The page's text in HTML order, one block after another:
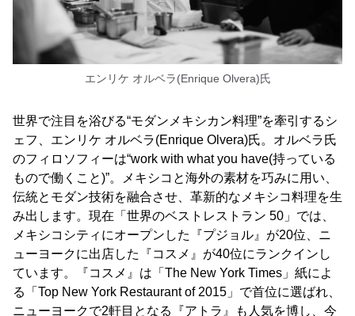
エンリケ オルベラ(Enrique Olvera)氏
世界で注目を浴びる“モダンメキシカン料理”を牽引するシ
ェフ、エンリケ オルベラ(Enrique Olvera)氏。オルベラ氏
のフィロソフィーは“work with what you have(持っている
もので働くこと)”。メキシコと海外の素材を巧みに用い、
伝統とモダン技術を融合させ、革新的なメキシコ料理を生
み出します。現在「世界のベストレストラン 50」では、
メキシコシティにオープンした『プジョル』が20位、ニ
ューヨークに出店した『コスメ』が40位にランクインし
ています。『コスメ』は「The New York Times」紙によ
る「Top New York Restaurant of 2015」で首位に選ばれ、
ニューヨークで2軒目となる『アトラ』も人気を博し、今